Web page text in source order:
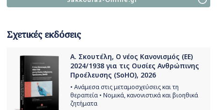
Σχετικές εκδόσεις
Α. Σκουτέλη, Ο νέος Κανονισμός (ΕΕ)
2024/1938 για τις Ουσίες Ανθρώπινης
Προέλευσης (SoHO), 2026
• Ανάμεσα στις μεταμοσχεύσεις και τη
θεραπεία • Νομικά, κανονιστικά και βιοηθικά
ζητήματα